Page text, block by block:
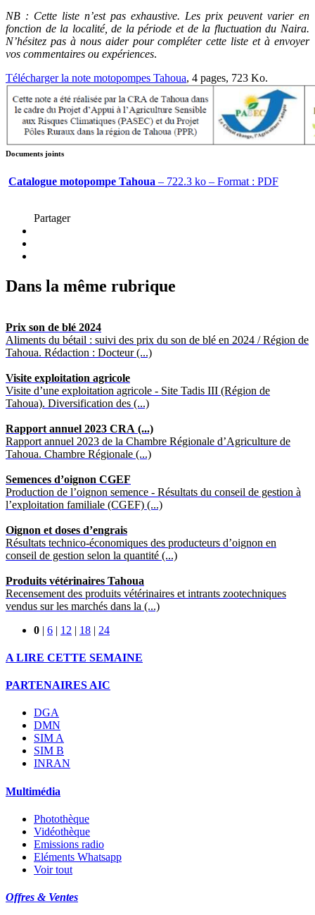
NB : Cette liste n’est pas exhaustive. Les prix peuvent varier en
fonction de la localité, de la période et de la fluctuation du Naira.
N’hésitez pas à nous aider pour compléter cette liste et à envoyer
vos commentaires ou expériences.
Télécharger la note motopompes Tahoua, 4 pages, 723 Ko.
Documents joints
Catalogue motopompe Tahoua – 722.3 ko – Format : PDF
Partager
Dans la même rubrique
Prix son de blé 2024
Aliments du bétail : suivi des prix du son de blé en 2024 / Région de
Tahoua. Rédaction : Docteur (...)
Visite exploitation agricole
Visite d’une exploitation agricole - Site Tadis III (Région de
Tahoua). Diversification des (...)
Rapport annuel 2023 CRA (...)
Rapport annuel 2023 de la Chambre Régionale d’Agriculture de
Tahoua. Chambre Régionale (...)
Semences d’oignon CGEF
Production de l’oignon semence - Résultats du conseil de gestion à
l’exploitation familiale (CGEF) (...)
Oignon et doses d’engrais
Résultats technico-économiques des producteurs d’oignon en
conseil de gestion selon la quantité (...)
Produits vétérinaires Tahoua
Recensement des produits vétérinaires et intrants zootechniques
vendus sur les marchés dans la (...)
0 | 6 | 12 | 18 | 24
A LIRE CETTE SEMAINE
PARTENAIRES AIC
DGA
DMN
SIM A
SIM B
INRAN
Multimédia
Photothèque
Vidéothèque
Emissions radio
Eléments Whatsapp
Voir tout
Offres & Ventes